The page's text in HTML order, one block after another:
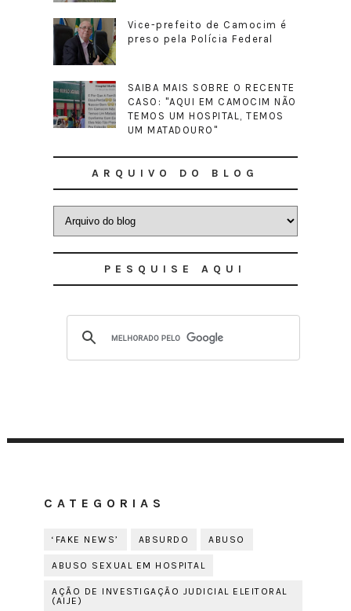
Vice-prefeito de Camocim é
preso pela Polícia Federal
SAIBA MAIS SOBRE O RECENTE
CASO: "AQUI EM CAMOCIM NÃO
TEMOS UM HOSPITAL, TEMOS
UM MATADOURO"
ARQUIVO DO BLOG
PESQUISE AQUI
CATEGORIAS
‘FAKE NEWS’ ABSURDO ABUSO
ABUSO SEXUAL EM HOSPITAL
AÇÃO DE INVESTIGAÇÃO JUDICIAL ELEITORAL
(AIJE)